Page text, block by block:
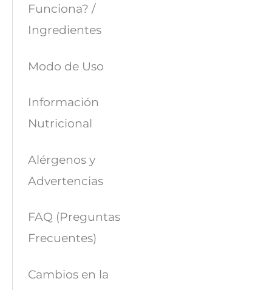
Funciona? /
Ingredientes
Modo de Uso
Información
Nutricional
Alérgenos y
Advertencias
FAQ (Preguntas
Frecuentes)
Cambios en la